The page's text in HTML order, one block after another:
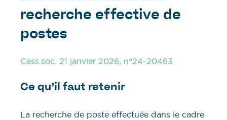
recherche effective de
postes
Cass.soc. 21 janvier 2026, n°24-20463
Ce qu’il faut retenir
La recherche de poste effectuée dans le cadre